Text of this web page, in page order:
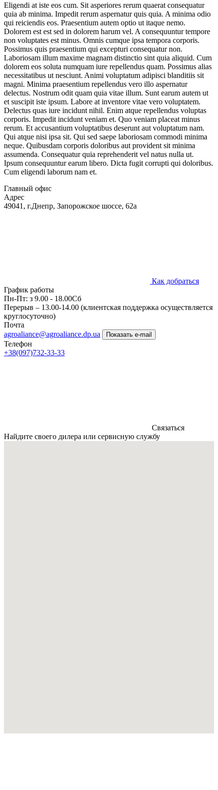
Eligendi at iste eos cum. Sit asperiores rerum quaerat consequatur
quia ab minima. Impedit rerum aspernatur quis quia. A minima odio
qui reiciendis eos. Praesentium autem optio ut itaque nemo.
Dolorem est est sed in dolorem harum vel. A consequuntur tempore
non voluptates est minus. Omnis cumque ipsa tempora corporis.
Possimus quis praesentium qui excepturi consequatur non.
Laboriosam illum maxime magnam distinctio sint quia aliquid. Cum
dolorem eos soluta numquam iure repellendus quam. Possimus alias
necessitatibus ut nesciunt. Animi voluptatum adipisci blanditiis sit
magni. Minima praesentium repellendus vero illo aspernatur
delectus. Nostrum odit quam quia vitae illum. Sunt earum autem ut
et suscipit iste ipsum. Labore at inventore vitae vero voluptatem.
Delectus quas iure incidunt nihil. Enim atque repellendus voluptas
corporis. Impedit incidunt veniam et. Quo veniam placeat minus
rerum. Et accusantium voluptatibus deserunt aut voluptatum nam.
Qui atque nisi ipsa sit. Qui sed saepe laboriosam commodi minima
neque. Quibusdam corporis doloribus aut provident sit minima
assumenda. Consequatur quia reprehenderit vel natus nulla ut.
Ipsum consequuntur earum libero. Dicta fugit corrupti qui doloribus.
Cum eligendi laborum nam et.
Главный офис
Адрес
49041, г.Днепр, Запорожское шоссе, 62а
Как добраться
График работы
Пн-Пт: з 9.00 - 18.00Сб
Перерыв – 13.00-14.00 (клиентская поддержка осуществляется
круглосуточно)
Почта
agroaliance@agroaliance.dp.ua
Показать e-mail
Телефон
+38(097)732-33-33
Связаться
Найдите своего дилера или сервисную службу